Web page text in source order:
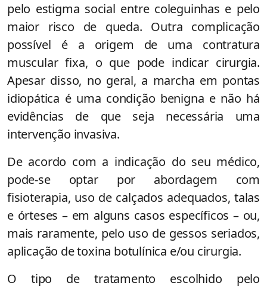
pelo estigma social entre coleguinhas e pelo
maior risco de queda. Outra complicação
possível é a origem de uma contratura
muscular fixa, o que pode indicar cirurgia.
Apesar disso, no geral, a marcha em pontas
idiopática é uma condição benigna e não há
evidências de que seja necessária uma
intervenção invasiva.
De acordo com a indicação do seu médico,
pode-se optar por abordagem com
fisioterapia, uso de calçados adequados, talas
e órteses – em alguns casos específicos – ou,
mais raramente, pelo uso de gessos seriados,
aplicação de toxina botulínica e/ou cirurgia.
O tipo de tratamento escolhido pelo